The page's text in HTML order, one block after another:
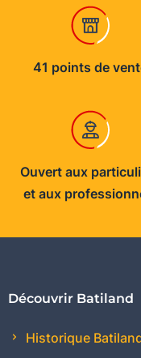
41 points de
Ouvert aux
et aux
Découvrir Batiland
Historique